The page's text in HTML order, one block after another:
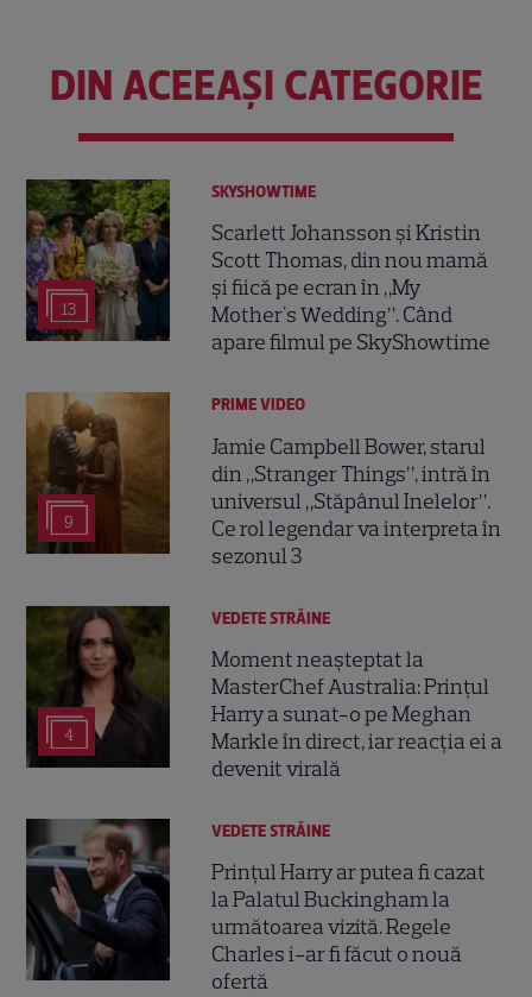
DIN ACEEAȘI CATEGORIE
13
SKYSHOWTIME
Scarlett Johansson și Kristin
Scott Thomas, din nou mamă
și fiică pe ecran în „My
Mother's Wedding”. Când
apare filmul pe SkyShowtime
9
PRIME VIDEO
Jamie Campbell Bower, starul
din „Stranger Things”, intră în
universul „Stăpânul Inelelor”.
Ce rol legendar va interpreta în
sezonul 3
4
VEDETE STRĂINE
Moment neașteptat la
MasterChef Australia: Prințul
Harry a sunat-o pe Meghan
Markle în direct, iar reacția ei a
devenit virală
VEDETE STRĂINE
Prințul Harry ar putea fi cazat
la Palatul Buckingham la
următoarea vizită. Regele
Charles i-ar fi făcut o nouă
ofertă